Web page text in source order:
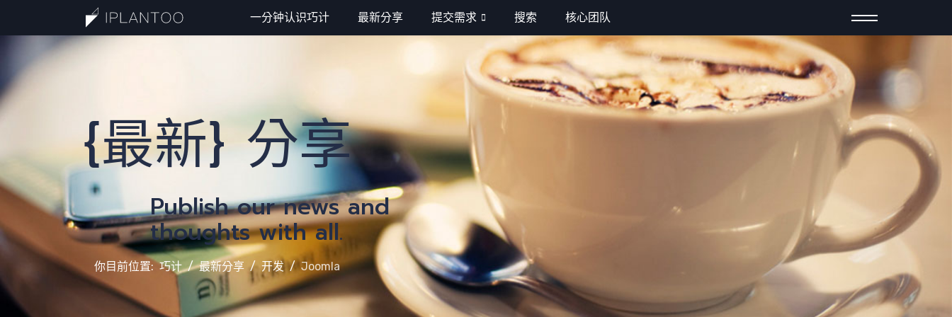
一分钟认识巧计 最新分享 提交需求 搜索 核心团队
一分
{最新} 分享
Publish our news and
thoughts with all.
你目前位置:巧计 最新分享 开发 Joomla